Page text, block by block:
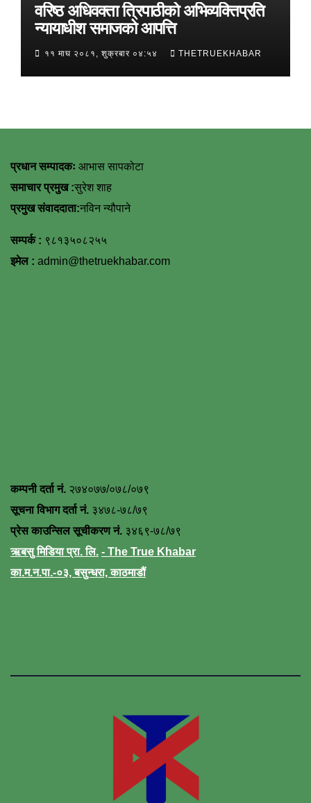
वरिष्ठ अधिवक्ता त्रिपाठीको अभिव्यक्तिप्रति
न्यायाधीश समाजको आपत्ति
११ माघ २०८१, शुक्रबार ०४:५४ THETRUEKHABAR
प्रधान सम्पादकः आभास सापकोटा
समाचार प्रमुख :सुरेश शाह
प्रमुख संवाददाता:नविन न्यौपाने
सम्पर्क : ९८१३५०८२५५
इमेल : admin@thetruekhabar.com
कम्पनी दर्ता नं. २७४०७७/०७८/०७९
सूचना विभाग दर्ता नं. ३४७८-७८/७९
प्रेस काउन्सिल सूचीकरण नं. ३४६९-७८/७९
ऋबसु मिडिया प्रा. लि. - The True Khabar
का.म.न.पा.-०३, बसुन्धरा, काठमाडौं